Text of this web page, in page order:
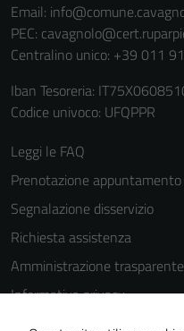
Email:
PEC:
Centralino unico: +39 011
Iban Tesoreria:
Codice univoco: UFQPPR
Leggi le FAQ
Prenotazione appuntamento
Segnalazione disservizio
Richiesta assistenza
Amministrazione trasparente
Informativa privacy
Cookie Policy